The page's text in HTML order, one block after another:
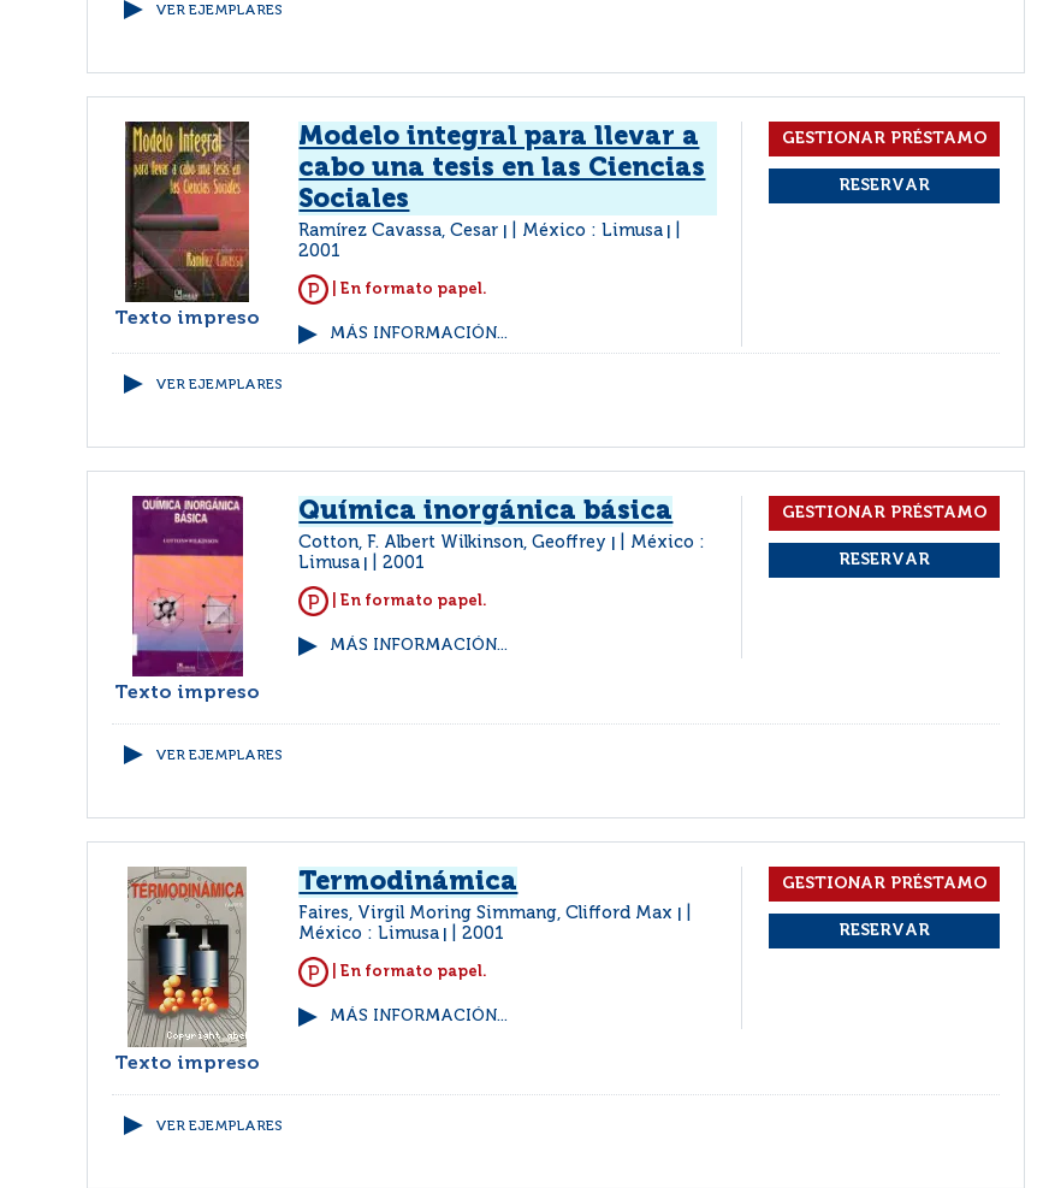
VER EJEMPLARES
Texto impreso
Modelo integral para llevar a
cabo una tesis en las Ciencias
Sociales
Ramírez Cavassa, Cesar México : Limusa
2001
| En formato papel.
MÁS INFORMACIÓN...
VER EJEMPLARES
Texto impreso
Química inorgánica básica
Cotton, F. Albert Wilkinson, Geoffrey
México :
Limusa
2001
| En formato papel.
MÁS INFORMACIÓN...
VER EJEMPLARES
Texto impreso
Termodinámica
Faires, Virgil Moring Simmang, Clifford Max
México : Limusa 2001
| En formato papel.
MÁS INFORMACIÓN...
VER EJEMPLARES